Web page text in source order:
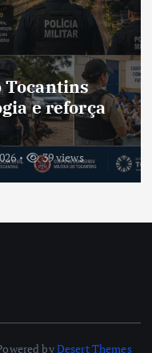
Tocantins
e reforça
39 views
byDesert Themes